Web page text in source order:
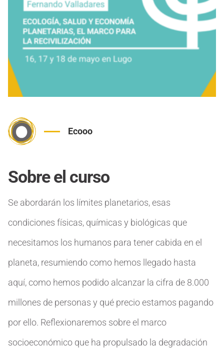
Ecooo
Sobre el curso
Se abordarán los límites planetarios, esas
condiciones físicas, químicas y biológicas que
necesitamos los humanos para tener cabida en el
planeta, resumiendo como hemos llegado hasta
aquí, como hemos podido alcanzar la cifra de 8.000
millones de personas y qué precio estamos pagando
por ello. Reflexionaremos sobre el marco
socioeconómico que ha propulsado la degradación